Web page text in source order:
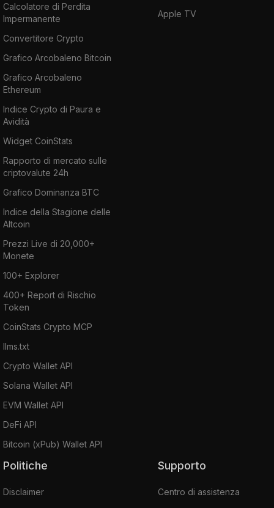
Calcolatore di Perdita
Impermanente
Convertitore Crypto
Grafico Arcobaleno Bitcoin
Grafico Arcobaleno
Ethereum
Indice Crypto di Paura e
Avidità
Widget CoinStats
Rapporto di mercato sulle
criptovalute 24h
Grafico Dominanza BTC
Indice della Stagione delle
Altcoin
Prezzi Live di 20,000+
Monete
100+ Explorer
400+ Report di Rischio
Token
CoinStats Crypto MCP
llms.txt
Crypto Wallet API
Solana Wallet API
EVM Wallet API
DeFi API
Bitcoin (xPub) Wallet API
Apple TV
Politiche
Disclaimer
Supporto
Centro di assistenza